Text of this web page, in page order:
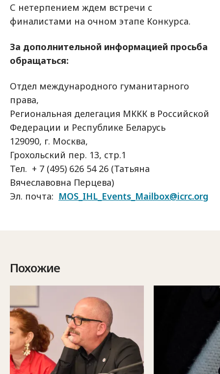
С нетерпением ждем встречи с
финалистами на очном этапе Конкурса.
За дополнительной информацией просьба
обращаться:
Отдел международного гуманитарного
права,
Региональная делегация МККК в Российской
Федерации и Республике Беларусь
129090, г. Москва,
Грохольский пер. 13, стр.1
Тел. + 7 (495) 626 54 26 (Татьяна
Вячеславовна Перцева)
Эл. почта: MOS_IHL_Events_Mailbox@icrc.org
Похожие